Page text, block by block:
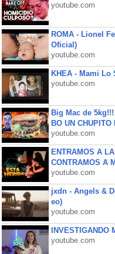
youtube.com
ROMA - Lionel
Oficial)
youtube.com
KHEA - Mami Lo
youtube.com
Big Mac de
BO UN CHUPITO
youtube.com
ENTRAMOS A
CONTRAMOS A
youtube.com
jxdn - Angels &
eo)
youtube.com
INVESTIGANDO
youtube.com